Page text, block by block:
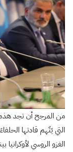
من المرجح أن تجد هذه
التي يَتّهم قادتها
الغزو الروسي